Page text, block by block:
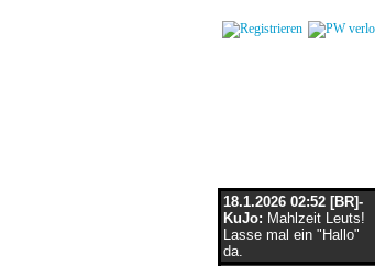
18.1.2026 02:52 [BR]-
KuJo: Mahlzeit Leuts!
Lasse mal ein "Hallo"
da.